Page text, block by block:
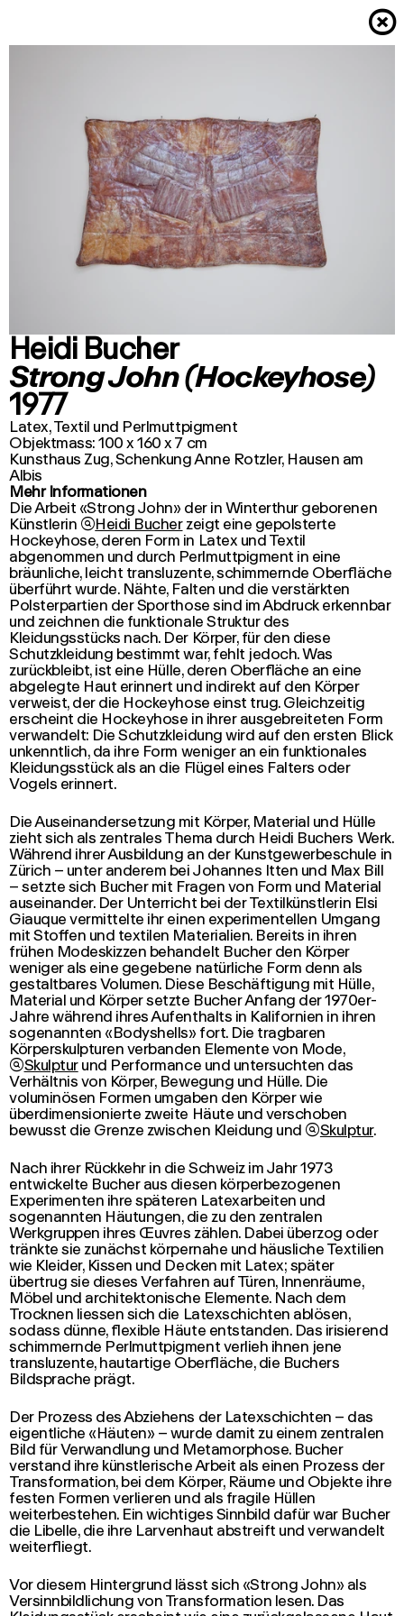
×
Heidi Bucher
Strong John (Hockeyhose)
1977
Latex, Textil und Perlmuttpigment
Objektmass: 100 x 160 x 7 cm
Kunsthaus Zug, Schenkung Anne Rotzler, Hausen am
Albis
Mehr Informationen
Die Arbeit «Strong John» der in Winterthur geborenen
Künstlerin Heidi Bucherzeigt eine gepolsterte
Hockeyhose, deren Form in Latex und Textil
abgenommen und durch Perlmuttpigment in eine
bräunliche, leicht transluzente, schimmernde Oberfläche
überführt wurde. Nähte, Falten und die verstärkten
Polsterpartien der Sporthose sind im Abdruck erkennbar
und zeichnen die funktionale Struktur des
Kleidungsstücks nach. Der Körper, für den diese
Schutzkleidung bestimmt war, fehlt jedoch. Was
zurückbleibt, ist eine Hülle, deren Oberfläche an eine
abgelegte Haut erinnert und indirekt auf den Körper
verweist, der die Hockeyhose einst trug. Gleichzeitig
erscheint die Hockeyhose in ihrer ausgebreiteten Form
verwandelt: Die Schutzkleidung wird auf den ersten Blick
unkenntlich, da ihre Form weniger an ein funktionales
Kleidungsstück als an die Flügel eines Falters oder
Vogels erinnert.
Die Auseinandersetzung mit Körper, Material und Hülle
zieht sich als zentrales Thema durch Heidi Buchers Werk.
Während ihrer Ausbildung an der Kunstgewerbeschule in
Zürich – unter anderem bei Johannes Itten und Max Bill
– setzte sich Bucher mit Fragen von Form und Material
auseinander. Der Unterricht bei der Textilkünstlerin Elsi
Giauque vermittelte ihr einen experimentellen Umgang
mit Stoffen und textilen Materialien. Bereits in ihren
frühen Modeskizzen behandelt Bucher den Körper
weniger als eine gegebene natürliche Form denn als
gestaltbares Volumen. Diese Beschäftigung mit Hülle,
Material und Körper setzte Bucher Anfang der 1970er-
Jahre während ihres Aufenthalts in Kalifornien in ihren
sogenannten «Bodyshells» fort. Die tragbaren
Körperskulpturen verbanden Elemente von Mode,
Skulpturund Performance und untersuchten das
Verhältnis von Körper, Bewegung und Hülle. Die
voluminösen Formen umgaben den Körper wie
überdimensionierte zweite Häute und verschoben
bewusst die Grenze zwischen Kleidung und Skulptur.
Nach ihrer Rückkehr in die Schweiz im Jahr 1973
entwickelte Bucher aus diesen körperbezogenen
Experimenten ihre späteren Latexarbeiten und
sogenannten Häutungen, die zu den zentralen
Werkgruppen ihres Œuvres zählen. Dabei überzog oder
tränkte sie zunächst körpernahe und häusliche Textilien
wie Kleider, Kissen und Decken mit Latex; später
übertrug sie dieses Verfahren auf Türen, Innenräume,
Möbel und architektonische Elemente. Nach dem
Trocknen liessen sich die Latexschichten ablösen,
sodass dünne, flexible Häute entstanden. Das irisierend
schimmernde Perlmuttpigment verlieh ihnen jene
transluzente, hautartige Oberfläche, die Buchers
Bildsprache prägt.
Der Prozess des Abziehens der Latexschichten – das
eigentliche «Häuten» – wurde damit zu einem zentralen
Bild für Verwandlung und Metamorphose. Bucher
verstand ihre künstlerische Arbeit als einen Prozess der
Transformation, bei dem Körper, Räume und Objekte ihre
festen Formen verlieren und als fragile Hüllen
weiterbestehen. Ein wichtiges Sinnbild dafür war Bucher
die Libelle, die ihre Larvenhaut abstreift und verwandelt
weiterfliegt.
Vor diesem Hintergrund lässt sich «Strong John» als
Versinnbildlichung von Transformation lesen. Das